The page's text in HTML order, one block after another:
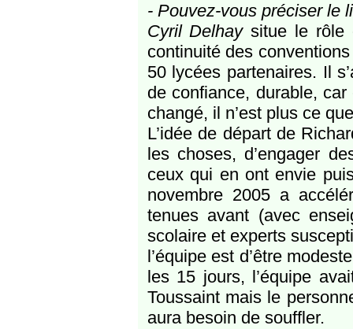
- Pouvez-vous préciser le
Cyril Delhaysitue le rôle
continuité des
50 lycées partenaires. Il
de confiance, durable,
changé, il n’est plus ce
L’idée de départ de
les choses, d’engager
ceux qui en ont envie
novembre 2005 a
tenues avant (avec
scolaire et experts
l’équipe est d’être
les 15 jours, l’équipe
Toussaint mais le
aura besoin de souffler.